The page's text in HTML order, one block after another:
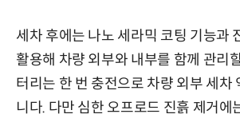
세차 후에는 나노 세라믹 코팅 기능과
활용해 차량 외부와 내부를 함께 관리
터리는 한 번 충전으로 차량 외부 세차
니다. 다만 심한 오프로드 진흙 제거에